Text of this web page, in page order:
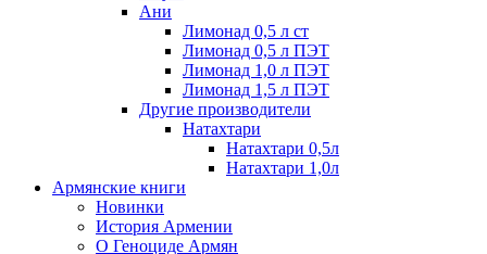
Ани
Лимонад 0,5 л ст
Лимонад 0,5 л ПЭТ
Лимонад 1,0 л ПЭТ
Лимонад 1,5 л ПЭТ
Другие производители
Натахтари
Натахтари 0,5л
Натахтари 1,0л
Армянские книги
Новинки
История Армении
О Геноциде Армян